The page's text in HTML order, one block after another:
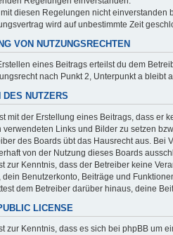
diesen Regelungen nicht einverstanden
wird auf unbestimmte Zeit
VON NUTZUNGSRECHTEN
eines Beitrags erteilst du dem
nach Punkt 2, Unterpunkt a
NUTZERS
mit der Erstellung eines Beitrags, dass er
verwendeten Links und Bilder zu setzen
des Boards übt das Hausrecht aus.
von der Nutzung dieses Boards
zur Kenntnis, dass der Betreiber keine
dein Benutzerkonto, Beiträge und
dem Betreiber darüber hinaus, deine
LICENSE
zur Kenntnis, dass es sich bei phpBB um